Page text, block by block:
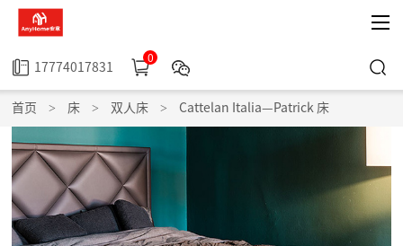
17774017831
0
首页 > 床 > 双人床 > Cattelan Italia—Patrick 床